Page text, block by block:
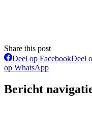
Share this post
Deel op FacebookDeel
op WhatsApp
Bericht